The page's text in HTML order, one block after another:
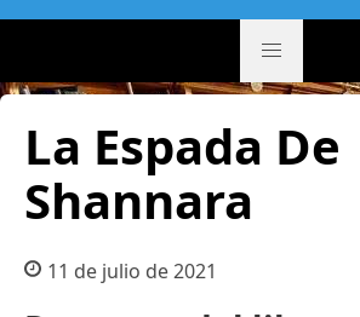
La Espada De
Shannara
11 de julio de 2021